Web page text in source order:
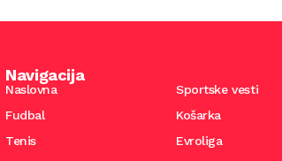
Navigacija
Naslovna
Sportske vesti
Fudbal
Košarka
Tenis
Evroliga